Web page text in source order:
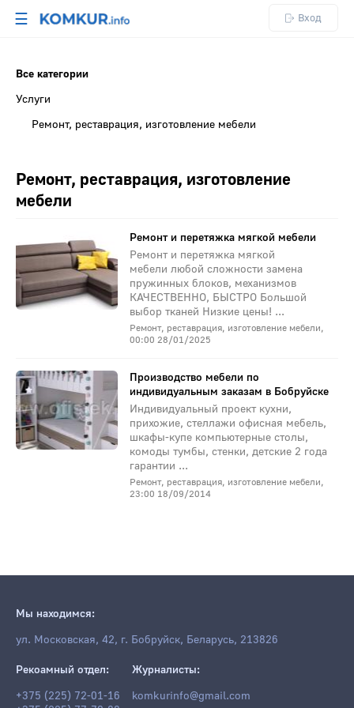
☰ Вход
Все категории
Услуги
Ремонт, реставрация, изготовление мебели
Ремонт, реставрация, изготовление
мебели
Ремонт и перетяжка мягкой мебели
Ремонт и перетяжка мягкой
мебели любой сложности замена
пружинных блоков, механизмов
КАЧЕСТВЕННО, БЫСТРО Большой
выбор тканей Низкие цены! ...
Ремонт, реставрация, изготовление мебели,
00:00 28/01/2025
Производство мебели по
индивидуальным заказам в Бобруйске
Индивидуальный проект кухни,
прихожие, стеллажи офисная мебель,
шкафы-купе компьютерные столы,
комоды тумбы, стенки, детские 2 года
гарантии ...
Ремонт, реставрация, изготовление мебели,
23:00 18/09/2014
Мы находимся:
ул. Московская, 42, г. Бобруйск, Беларусь, 213826
Рекоамный отдел:
+375 (225) 72-01-16
Журналисты:
komkurinfo@gmail.com